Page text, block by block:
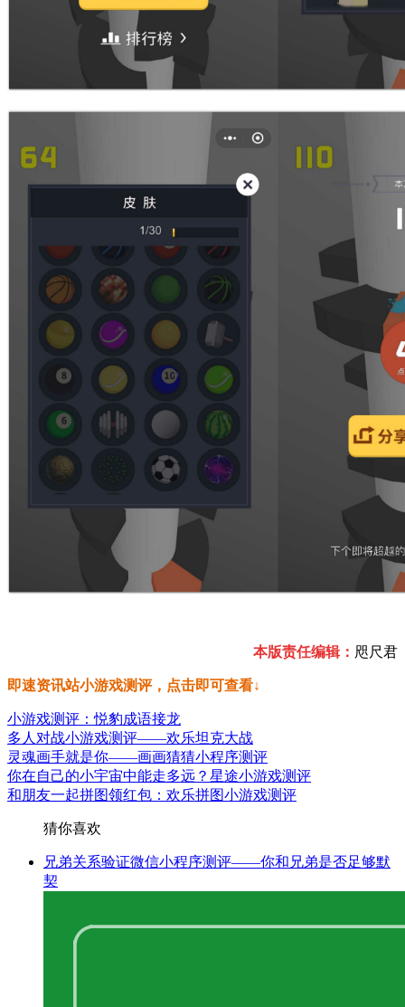
本版责任编辑： 咫尺君
即速资讯站小游戏测评，点击即可查看↓
小游戏测评：悦豹成语接龙
多人对战小游戏测评——欢乐坦克大战
灵魂画手就是你——画画猜猜小程序测评
你在自己的小宇宙中能走多远？星途小游戏测评
和朋友一起拼图领红包：欢乐拼图小游戏测评
猜你喜欢
兄弟关系验证微信小程序测评——你和兄弟是否足够默
契